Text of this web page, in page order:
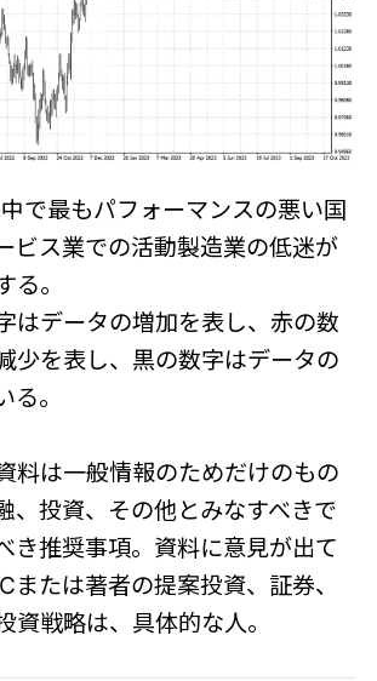
で最もパフォーマンスの悪い国
ビス業での活動製造業の低迷が
。
はデータの増加を表し、赤の数
少を表し、黒の数字はデータの
。
料は一般情報のためだけのもの
、投資、その他とみなすべきで
き推奨事項。資料に意見が出て
または著者の提案投資、証券、
資戦略は、具体的な人。